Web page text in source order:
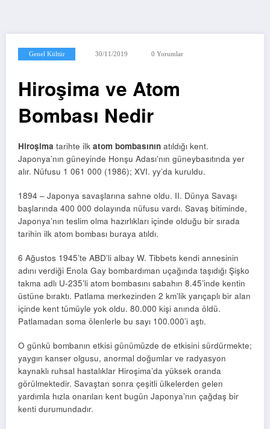
Genel Kültür 30/11/2019 0 Yorumlar
Hiroşima ve Atom
Bombası Nedir
Hiroşima tarihte ilk atom bombasının atıldığı kent.
Japonya’nın güneyinde Honşu Adası’nın güneybasıtında yer
alır. Nüfusu 1 061 000 (1986); XVI. yy’da kuruldu.
1894 – Japonya savaşlarına sahne oldu. II. Dünya Savaşı
başlarında 400 000 dolayında nüfusu vardı. Savaş bitiminde,
Japonya’nın teslim olma hazırlıkları içinde olduğu bir sırada
tarihin ilk atom bombası buraya atıldı.
6 Ağustos 1945’te ABD’li albay W. Tibbets kendi annesinin
adını verdiği Enola Gay bombardıman uçağında taşıdığı Şişko
takma adlı U-235’li atom bombasını sabahın 8.45’inde kentin
üstüne bıraktı. Patlama merkezinden 2 km’lik yarıçaplı bir alan
içinde kent tümüyle yok oldu. 80.000 kişi anında öldü.
Patlamadan soma ölenlerle bu sayı 100.000’i aştı.
O günkü bombanın etkisi günümüzde de etkisini sürdürmekte;
yaygın kanser olgusu, anormal doğumlar ve radyasyon
kaynaklı ruhsal hastalıklar Hiroşima’da yüksek oranda
görülmektedir. Savaştan sonra çeşitli ülkelerden gelen
yardımla hızla onarılan kent bugün Japonya’nın çağdaş bir
kenti durumundadır.